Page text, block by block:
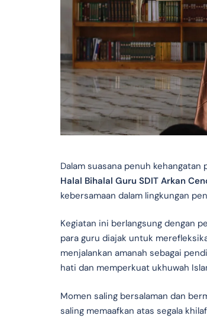
Dalam suasana penuh kehangatan
Halal Bihalal Guru SDIT Arkan
kebersamaan dalam lingkungan
Kegiatan ini berlangsung dengan
para guru diajak untuk
menjalankan amanah sebagai
hati dan memperkuat ukhuwah
Momen saling bersalaman dan
saling memaafkan atas segala